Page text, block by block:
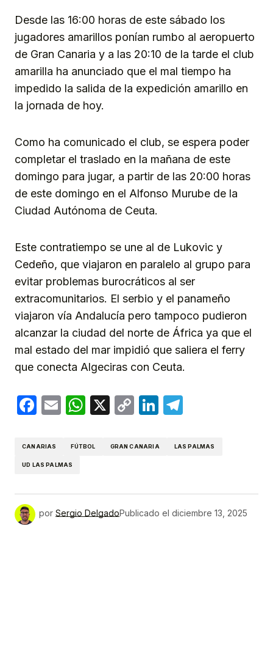
Desde las 16:00 horas de este sábado los
jugadores amarillos ponían rumbo al aeropuerto
de Gran Canaria y a las 20:10 de la tarde el club
amarilla ha anunciado que el mal tiempo ha
impedido la salida de la expedición amarillo en
la jornada de hoy.
Como ha comunicado el club, se espera poder
completar el traslado en la mañana de este
domingo para jugar, a partir de las 20:00 horas
de este domingo en el Alfonso Murube de la
Ciudad Autónoma de Ceuta.
Este contratiempo se une al de Lukovic y
Cedeño, que viajaron en paralelo al grupo para
evitar problemas burocráticos al ser
extracomunitarios. El serbio y el panameño
viajaron vía Andalucía pero tampoco pudieron
alcanzar la ciudad del norte de África ya que el
mal estado del mar impidió que saliera el ferry
que conecta Algeciras con Ceuta.
Facebook
EmailWhatsApp
X
CopyLinkedIn
CANARIAS FÚTBOL GRAN CANARIA LAS PALMAS
UD LAS PALMAS
por Sergio DelgadoPublicado el diciembre 13, 2025